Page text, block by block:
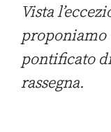
Vista
proponiamo
pontificato
rassegna.